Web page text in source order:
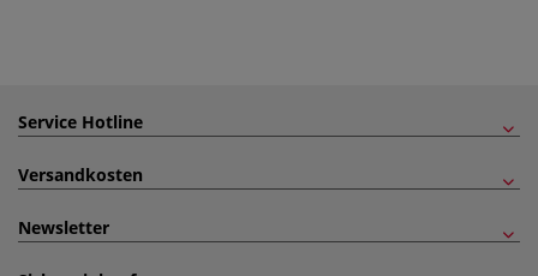
Service Hotline
Versandkosten
Newsletter